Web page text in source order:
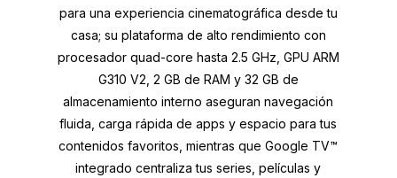
para una experiencia cinematográfica desde tu
casa; su plataforma de alto rendimiento con
procesador quad-core hasta 2.5 GHz, GPU ARM
G310 V2, 2 GB de RAM y 32 GB de
almacenamiento interno aseguran navegación
fluida, carga rápida de apps y espacio para tus
contenidos favoritos, mientras que Google TV™
integrado centraliza tus series, películas y